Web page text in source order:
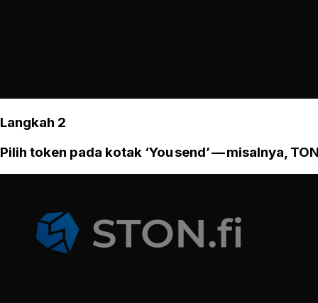
Langkah 2
Pilih token pada kotak ‘You send’ — misalnya,